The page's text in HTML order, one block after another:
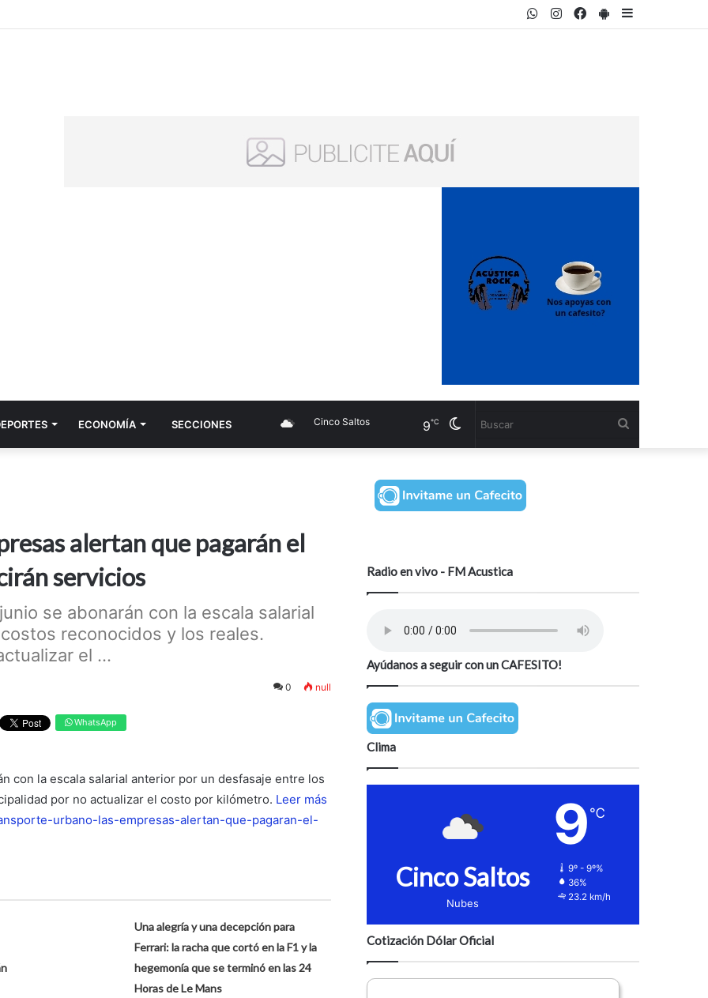
PlayStore
Facebook
Instagram
WhatsApp
ECONOMÍ­A SECCIONES Cambiar
Cinco Saltos 9℃
alertan que pagarán el
servicios
se abonarán con la escala salarial
reconocidos y los reales.
el ...
0 null
WhatsApp
con la escala salarial anterior por un desfasaje entre los
por no actualizar el costo por kilómetro. Leer más
urbano-las-empresas-alertan-que-pagaran-el-
Una alegría y una decepción para
Ferrari: la racha que cortó en la F1 y la
hegemonía que se terminó en las 24
Horas de Le Mans
Radio en vivo - FM Acustica
Ayúdanos a seguir con un CAFESITO!
Clima
Cinco Saltos
Nubes
9 ℃
9º - 9º%
36%
23.2 km/h
Cotización Dólar Oficial